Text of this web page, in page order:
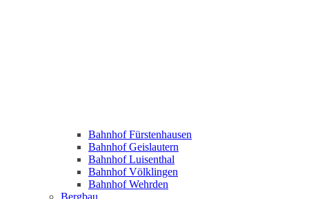
Bahnhof Fürstenhausen
Bahnhof Geislautern
Bahnhof Luisenthal
Bahnhof Völklingen
Bahnhof Wehrden